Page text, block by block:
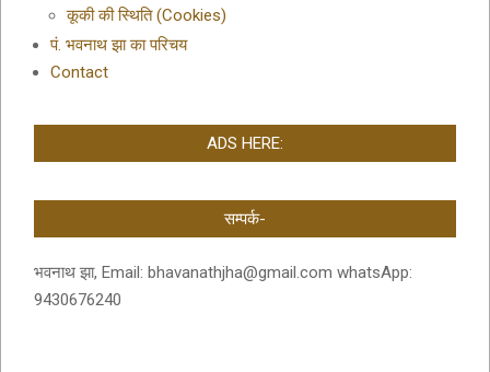
कूकी की स्थिति (Cookies)
पं. भवनाथ झा का परिचय
Contact
ADS HERE:
सम्पर्क-
भवनाथ झा, Email: bhavanathjha@gmail.com whatsApp:
9430676240